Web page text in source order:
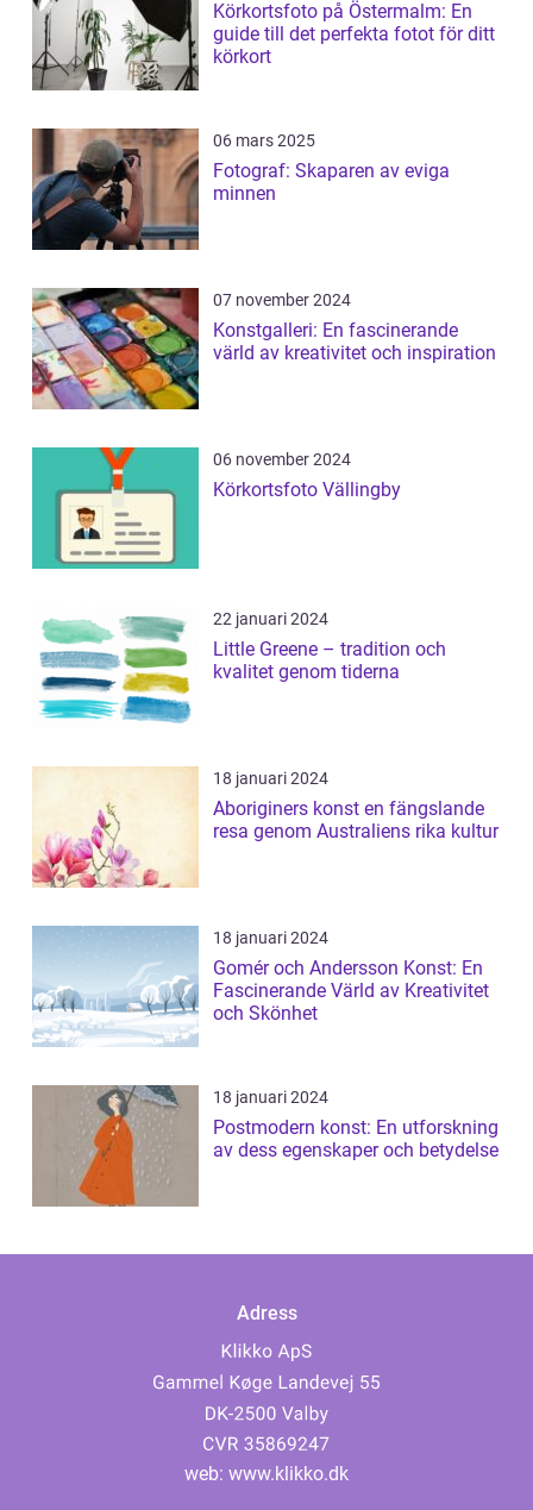
Körkortsfoto på Östermalm: En
guide till det perfekta fotot för ditt
körkort
06 mars 2025
Fotograf: Skaparen av eviga
minnen
07 november 2024
Konstgalleri: En fascinerande
värld av kreativitet och inspiration
06 november 2024
Körkortsfoto Vällingby
22 januari 2024
Little Greene – tradition och
kvalitet genom tiderna
18 januari 2024
Aboriginers konst en fängslande
resa genom Australiens rika kultur
18 januari 2024
Gomér och Andersson Konst: En
Fascinerande Värld av Kreativitet
och Skönhet
18 januari 2024
Postmodern konst: En utforskning
av dess egenskaper och betydelse
Adress
web: www.klikko.dk